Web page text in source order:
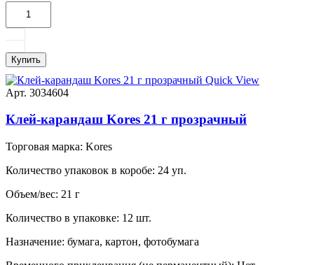
Купить
Quick View
Арт. 3034604
Клей-карандаш Kores 21 г прозрачный
Торговая марка: Kores
Количество упаковок в коробе: 24 уп.
Объем/вес: 21 г
Количество в упаковке: 12 шт.
Назначение: бумага, картон, фотобумага